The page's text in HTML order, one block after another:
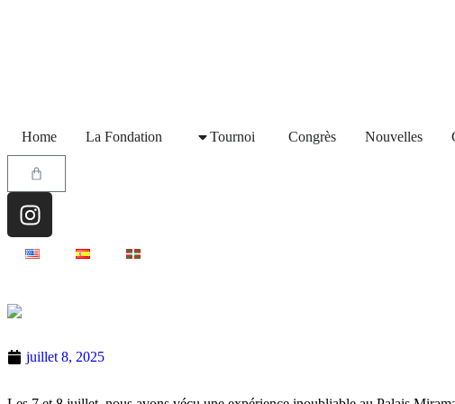
Home La Fondation Tournoi Congrès Nouvelles
juillet 8, 2025